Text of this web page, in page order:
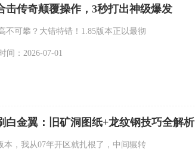
击传奇颠覆操作，3秒打出神级爆发
不可攀？大错特错！1.85版本正以最彻
间：2026-07-01
白金翼：旧矿洞图纸+龙纹钢技巧全解析
本，我从07年开区就扎根了，中间辗转